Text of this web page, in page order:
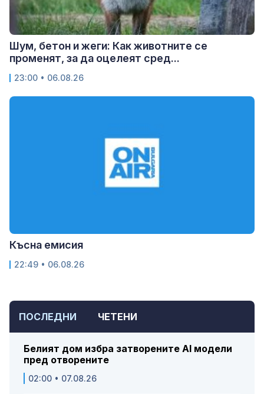
ПОСЛЕДНИ ЧЕТЕНИ
Белият дом избра затворените AI модели
пред отворените
02:00 • 07.08.26
Шум, бетон и жеги: Как животните се
променят, за да оцелеят сред...
23:00 • 06.08.26
Късна емисия
22:49 • 06.08.26